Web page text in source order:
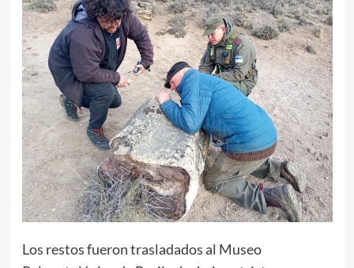
Los restos fueron trasladados al Museo